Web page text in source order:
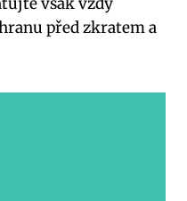
před zkratem a